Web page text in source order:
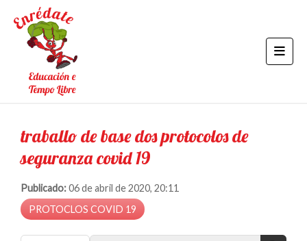
traballo de base dos protocolos de
seguranza covid 19
Publicado:06 de abril de 2020, 20:11
PROTOCLOS COVID 19